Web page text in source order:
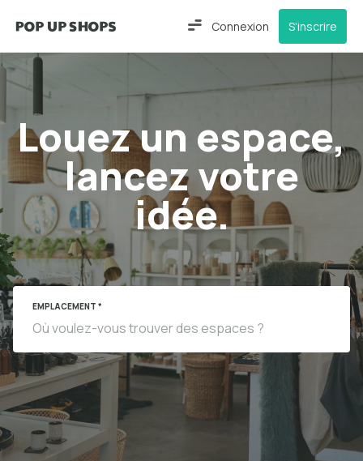
Connexion S'inscrire
Louez un espace,
lancez votre
idée.
EMPLACEMENT *